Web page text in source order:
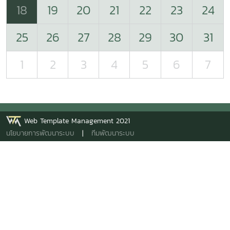
18
19 20 21 22 23
24
25
26 27 28 29 30
31
1
2 3 4 5 6 7
Web Template Management 2021
นโยบายการพัฒนาระบบ | ทีมพัฒนาระบบ